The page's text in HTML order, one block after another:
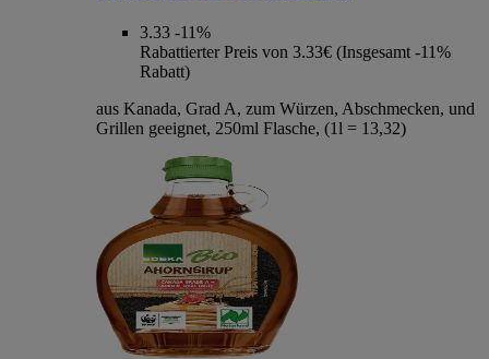
3.33 -11%
Rabattierter Preis von 3.33€ (Insgesamt -11%
Rabatt)
aus Kanada, Grad A, zum Würzen, Abschmecken, und
Grillen geeignet, 250ml Flasche, (1l = 13,32)